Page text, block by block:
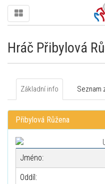
Hráč Přibylová
Základní info Seznam
Přibylová Růžena
Jméno:
Oddíl: